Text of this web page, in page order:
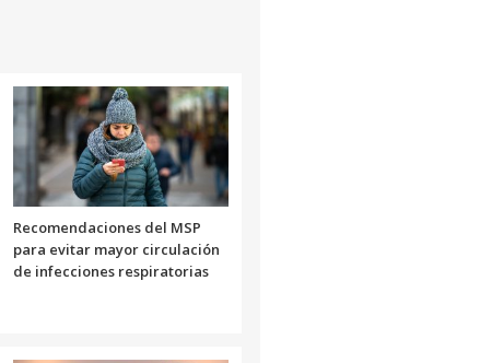
Recomendaciones del MSP
para evitar mayor circulación
de infecciones respiratorias